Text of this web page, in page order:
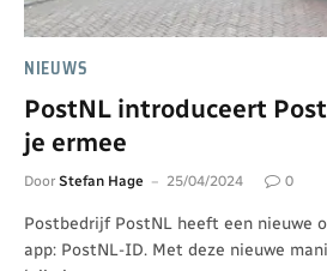
NIEUWS
PostNL introduceert
je ermee
Door Stefan Hage 25/04/2024 0
Postbedrijf PostNL heeft een nieuwe
app: PostNL-ID. Met deze nieuwe